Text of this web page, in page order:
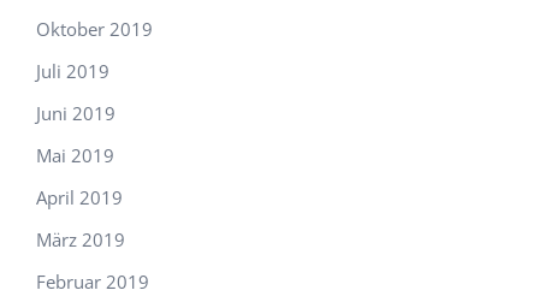
Oktober 2019
Juli 2019
Juni 2019
Mai 2019
April 2019
März 2019
Februar 2019